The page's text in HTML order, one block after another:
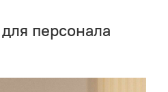
персонала